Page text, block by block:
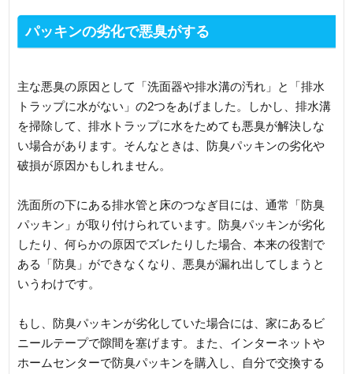
パッキンの劣化で悪臭がする
主な悪臭の原因として「洗面器や排水溝の汚れ」と「排水
トラップに水がない」の2つをあげました。しかし、排水溝
を掃除して、排水トラップに水をためても悪臭が解決しな
い場合があります。そんなときは、防臭パッキンの劣化や
破損が原因かもしれません。
洗面所の下にある排水管と床のつなぎ目には、通常「防臭
パッキン」が取り付けられています。防臭パッキンが劣化
したり、何らかの原因でズレたりした場合、本来の役割で
ある「防臭」ができなくなり、悪臭が漏れ出してしまうと
いうわけです。
もし、防臭パッキンが劣化していた場合には、家にあるビ
ニールテープで隙間を塞げます。また、インターネットや
ホームセンターで防臭パッキンを購入し、自分で交換する